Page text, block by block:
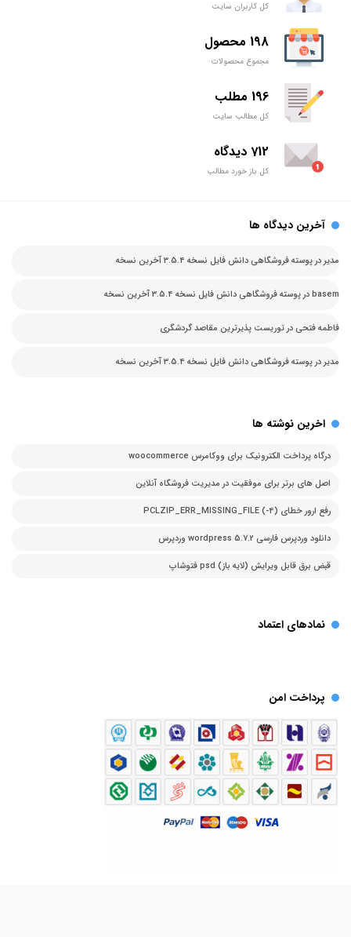
کل کاربران سایت
198 محصول
مجموع محصولات
196 مطلب
کل مطالب سایت
712 دیدگاه
کل باز خورد مطالب
آخرین دیدگاه ها
مدیردرپوسته فروشگاهی دانش فایل نسخه 3.5.4 آخرین نسخه
basemدرپوسته فروشگاهی دانش فایل نسخه 3.5.4 آخرین نسخه
فاطمه فتحی درتوریست پذیرترین مقاصد گردشگری
مدیردرپوسته فروشگاهی دانش فایل نسخه 3.5.4 آخرین نسخه
اخرین نوشته ها
درگاه پرداخت الکترونیک برای ووکامرس woocommerce
اصل های برتر برای موفقیت در مدیریت فروشگاه آنلاین
رفع ارور خطای PCLZIP_ERR_MISSING_FILE (-4)
دانلود وردپرس فارسی 5.7.2 wordpress وردپرس
قبض برق قابل ویرایش (لایه باز) psd فتوشاپ
نمادهای اعتماد
پرداخت امن